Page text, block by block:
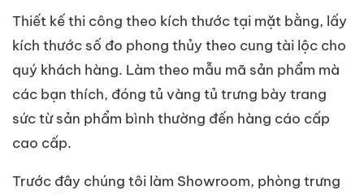
Thiết kế thi công theo kích thước tại mặt bằng, lấy
kích thước số đo phong thủy theo cung tài lộc cho
quý khách hàng. Làm theo mẫu mã sản phẩm mà
các bạn thích, đóng tủ vàng tủ trưng bày trang
sức từ sản phẩm bình thường đến hàng cáo cấp
cao cấp.
Trước đây chúng tôi làm Showroom, phòng trưng